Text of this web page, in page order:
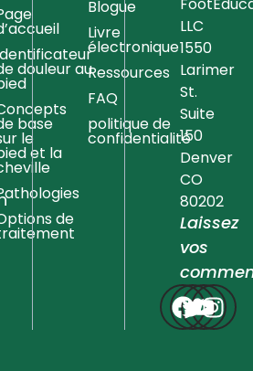
douleur au
base
le
et la
de
Blogue
Livre
électronique
Ressources
FAQ
politique de
confidentialité
LLC
1550
Larimer
St.
Suite
150
Denver
CO
80202
Laissez
vos